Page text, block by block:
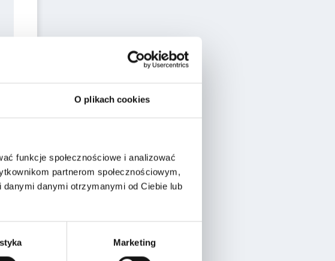
O plikach cookies
funkcje społecznościowe i analizować
partnerom społecznościowym,
danymi otrzymanymi od Ciebie lub
Marketing